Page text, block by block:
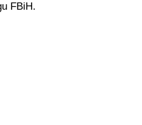
FBiH.